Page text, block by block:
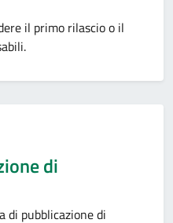
il primo rilascio o il
di
di pubblicazione di